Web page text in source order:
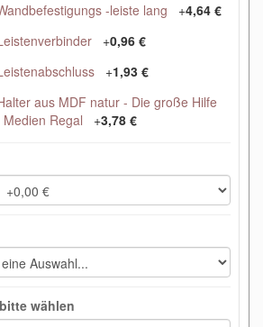
-leiste lang +4,64 €
+0,96 €
+1,93 €
aus MDF natur - Die große Hilfe
Medien Regal
+3,78 €
wählen